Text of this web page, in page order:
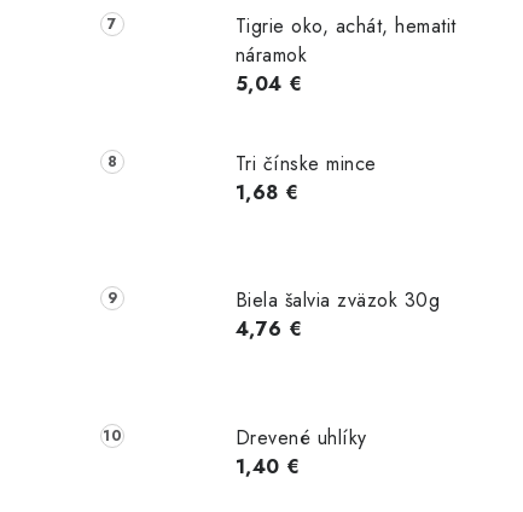
Tigrie oko, achát, hematit
náramok
5,04 €
Tri čínske mince
1,68 €
Biela šalvia zväzok 30g
4,76 €
Drevené uhlíky
1,40 €